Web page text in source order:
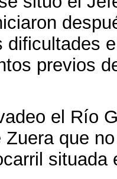
dificultades
previos
el Río
que
situada